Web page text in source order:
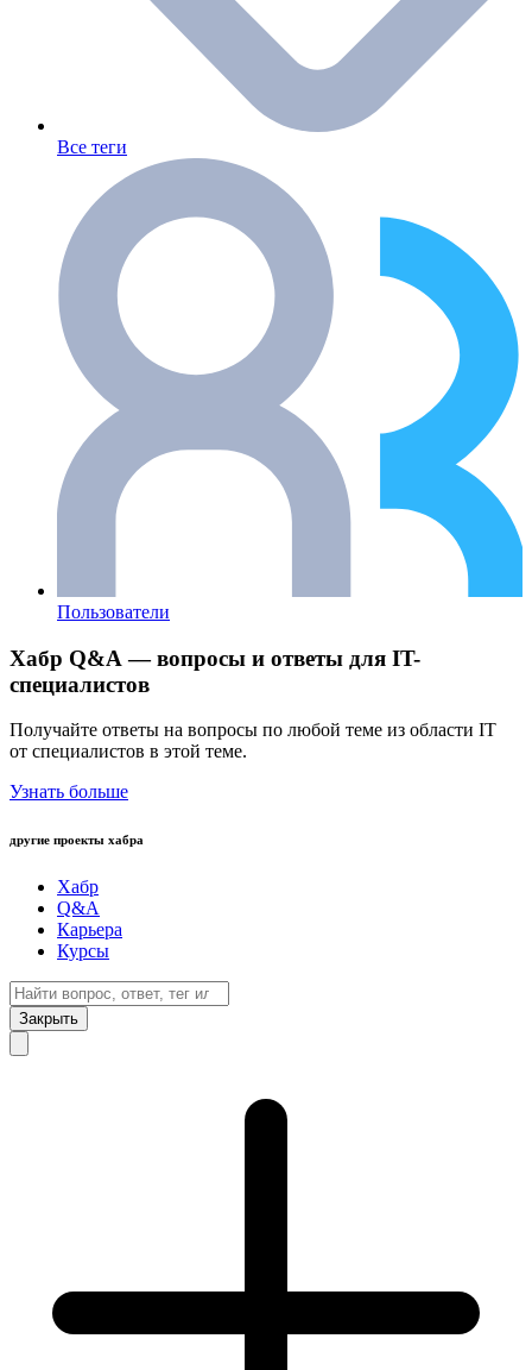
Все теги
Пользователи
Хабр Q&A — вопросы и ответы для IT-
специалистов
Получайте ответы на вопросы по любой теме из области IT
от специалистов в этой теме.
Узнать больше
другие проекты хабра
Хабр
Q&A
Карьера
Курсы
Закрыть